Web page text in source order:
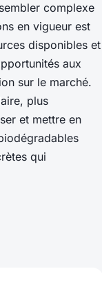
complexe
en vigueur est
disponibles et
aux
sur le marché.
plus
et mettre en
qui